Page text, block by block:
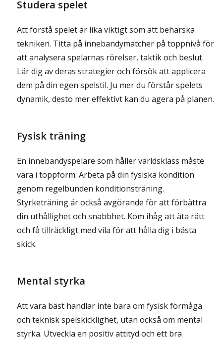
Studera spelet
Att förstå spelet är lika viktigt som att behärska
tekniken. Titta på innebandymatcher på toppnivå för
att analysera spelarnas rörelser, taktik och beslut.
Lär dig av deras strategier och försök att applicera
dem på din egen spelstil. Ju mer du förstår spelets
dynamik, desto mer effektivt kan du agera på planen.
Fysisk träning
En innebandyspelare som håller världsklass måste
vara i toppform. Arbeta på din fysiska kondition
genom regelbunden konditionsträning.
Styrketräning är också avgörande för att förbättra
din uthållighet och snabbhet. Kom ihåg att äta rätt
och få tillräckligt med vila för att hålla dig i bästa
skick.
Mental styrka
Att vara bäst handlar inte bara om fysisk förmåga
och teknisk spelskicklighet, utan också om mental
styrka. Utveckla en positiv attityd och ett bra